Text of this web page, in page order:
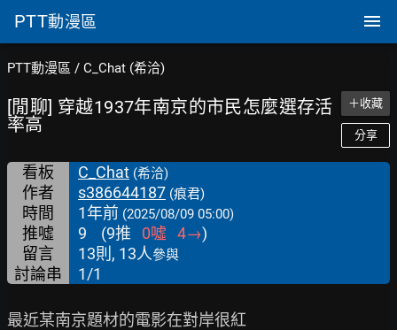
PTT動漫區
PTT動漫區 / C_Chat (希洽)
[閒聊] 穿越1937年南京的市民怎麼選存活
率高
＋收藏
分享
看板 C_Chat (希洽)
作者 s386644187 (痕君)
時間 1年前 (2025/08/09 05:00)
推噓 9 (9推 0噓 4→)
留言
13則, 13人參與
討論串 1/1
最近某南京題材的電影在對岸很紅